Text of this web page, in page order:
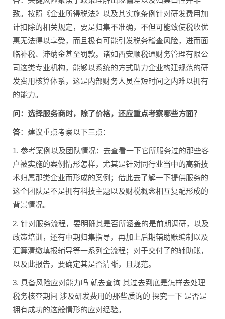
致。按照《企业所得税法》以及其实施条例针对研发费用加
计扣除的相关规定，要是归集不准确，不但可能致使税收优
惠无法得以享受，而且极有可能引发税务稽查风险，进而面
临补税、滞纳金甚至罚款。诸如西安顺税通财务管理有限公
司这类专业机构，能够以系统的方式助力企业构建规范的研
发费用核算体系，这是内部财务人员在短时间之内难以拥有
的能力。
问：选择服务商时，除了价格，还应重点考察哪些方面？
答：建议重点考察以下三点：
1. 参考案例以及团队情况：去查看一下它所服务过的那些客
户被实施的案例情形怎样，尤其是针对同行业当中的高新技
术归属那类企业而形成的案例；借此去了解一下提供服务的
这个团队是不是拥有科技主题以及财税概念相互复配形成的
背景情况。
2. 针对服务流程，要明确其是否所涵盖的是前期调研，以及
政策培训，还有中期归集指导，再加上后期辅助账编制以及
汇算清缴填报辅导等一系列全流程；对于交付了的辅助账，
以及此报告，要确定其是否清晰，且规范。
3. 具备风险应对能力吗 就去查询 其过去到底是怎样去处理
税务核查期间 涉及研发费用的那些质询的 探究一下 是否是
拥有成功的这般情形的应对经验。